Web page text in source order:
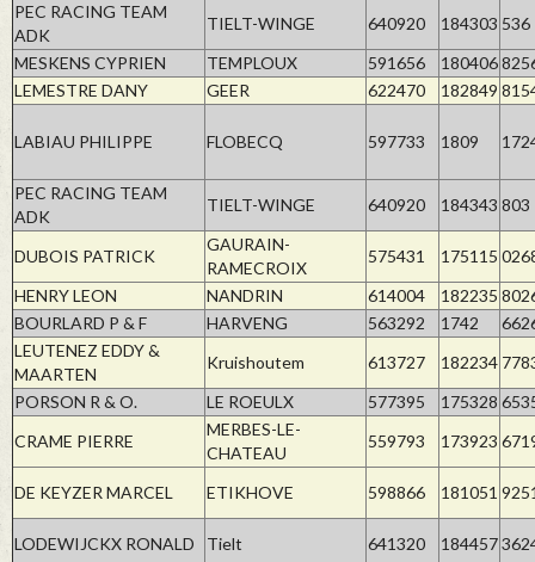
PEC RACING TEAM
ADK
TIELT-WINGE 640920 184303 536
MESKENS CYPRIEN
TEMPLOUX 591656 180406
LEMESTRE DANY
GEER 622470 182849
LABIAU PHILIPPE FLOBECQ 597733 1809
PEC RACING TEAM
ADK
TIELT-WINGE 640920 184343 803
DUBOIS PATRICK
GAURAIN-
RAMECROIX
575431 175115
HENRY LEON
NANDRIN 614004 182235
BOURLARD P & F
HARVENG 563292 1742
LEUTENEZ EDDY &
MAARTEN
Kruishoutem 613727 182234
PORSON R & O.
LE ROEULX 577395 175328
CRAME PIERRE
MERBES-LE-
CHATEAU
559793 173923
DE KEYZER MARCEL ETIKHOVE 598866 181051
LODEWIJCKX RONALD Tielt 641320 184457